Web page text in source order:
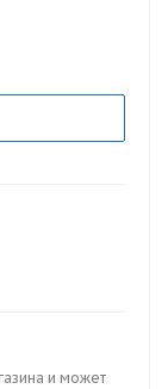
и может